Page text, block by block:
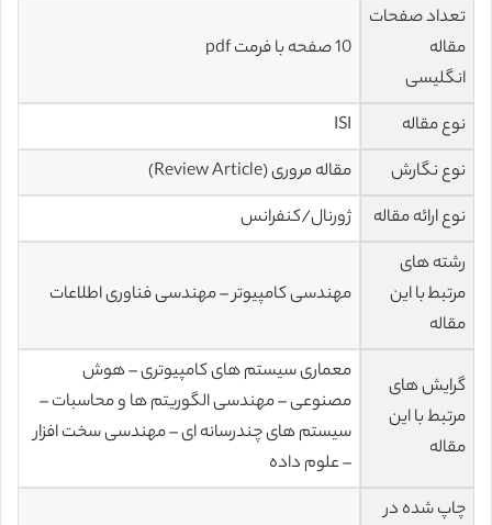
تعداد صفحات
مقاله
انگلیسی
10 صفحه با فرمت pdf
نوع مقاله
ISI
نوع نگارش
مقاله مروری (Review Article)
نوع ارائه مقاله
ژورنال/کنفرانس
رشته های
مرتبط با این
مقاله
مهندسی کامپیوتر – مهندسی فناوری اطلاعات
گرایش های
مرتبط با این
مقاله
معماری سیستم های کامپیوتری – هوش
مصنوعی – مهندسی الگوریتم ها و محاسبات –
سیستم های چندرسانه ای – مهندسی سخت افزار
– علوم داده
چاپ شده در